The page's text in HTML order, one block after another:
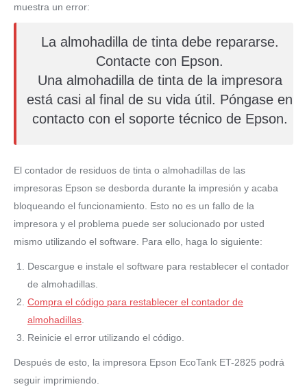
muestra un error:
La almohadilla de tinta debe repararse.
Contacte con Epson.
Una almohadilla de tinta de la impresora
está casi al final de su vida útil. Póngase en
contacto con el soporte técnico de Epson.
El contador de residuos de tinta o almohadillas de las
impresoras Epson se desborda durante la impresión y acaba
bloqueando el funcionamiento. Esto no es un fallo de la
impresora y el problema puede ser solucionado por usted
mismo utilizando el software. Para ello, haga lo siguiente:
Descargue e instale el software para restablecer el contador
de almohadillas.
Compra el código para restablecer el contador de
almohadillas
Reinicie el error utilizando el código.
Después de esto, la impresora Epson EcoTank ET-2825 podrá
seguir imprimiendo.